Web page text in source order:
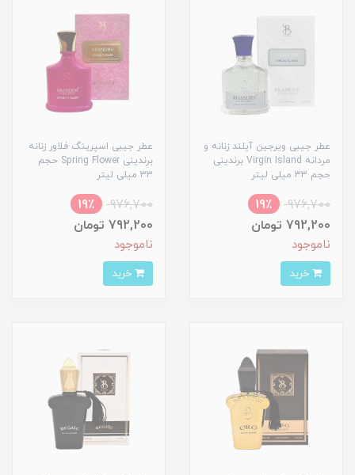
عطر جیبی ویرجین آیلند زنانه و
مردانه Virgin Island برندینی
حجم 33 میلی لیتر
976,700
19٪
792,200 تومان
ناموجود
عطر جیبی اسپرینگ فلاور زنانه
برندینی Spring Flower حجم
33 میلی لیتر
976,700
19٪
792,200 تومان
ناموجود